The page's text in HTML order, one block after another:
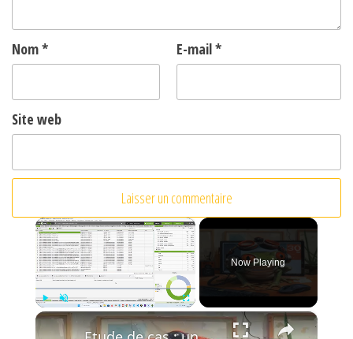
Nom* E-mail*
Site web
×
Play Unmute
Now Playing
×